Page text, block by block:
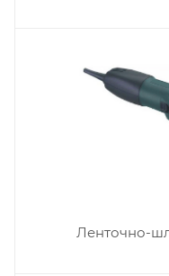
Ленточно-